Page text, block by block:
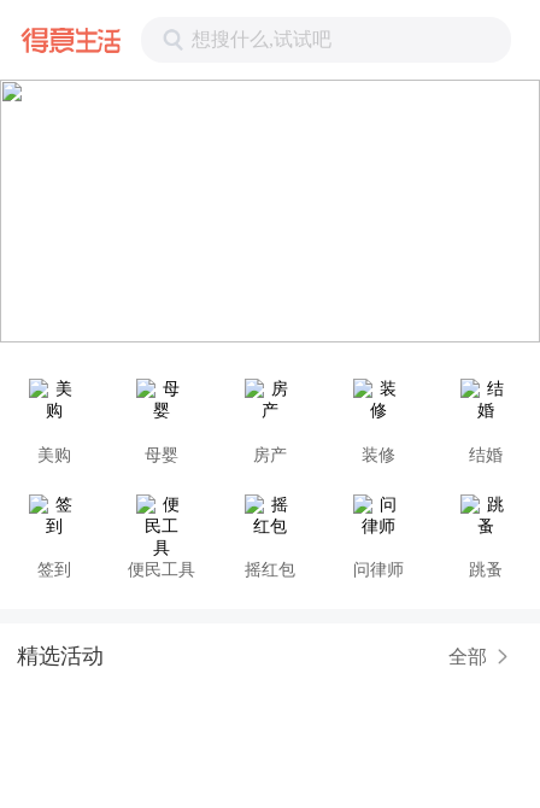
想搜什么,试试吧
美购 母婴 房产 装修 结婚
签到 便民工具 摇红包 问律师 跳蚤
精选活动 全部